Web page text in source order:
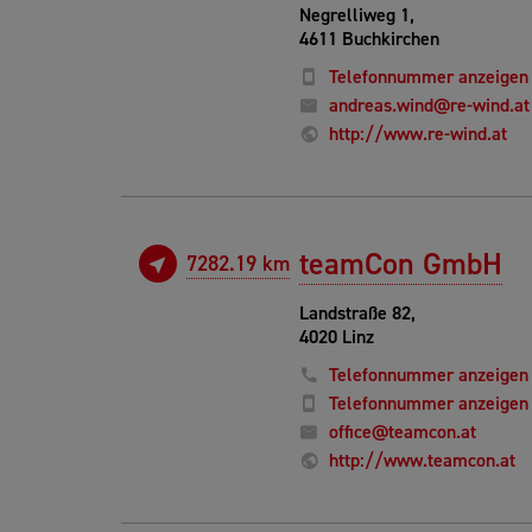
Negrelliweg 1,
4611 Buchkirchen
Telefonnummer anzeigen
andreas.wind@re-wind.at
http://www.re-wind.at
7282.19 km teamCon GmbH
Landstraße 82,
4020 Linz
Telefonnummer anzeigen
Telefonnummer anzeigen
office@teamcon.at
http://www.teamcon.at